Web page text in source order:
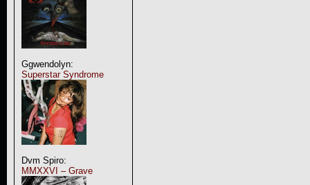
Ggwendolyn:
Superstar Syndrome
Dvm Spiro:
MMXXVI – Grave